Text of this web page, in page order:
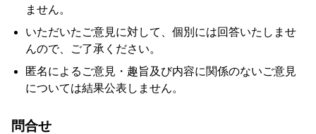
ません。
いただいたご意見に対して、個別には回答いたしませ
んので、ご了承ください。
匿名によるご意見・趣旨及び内容に関係のないご意見
については結果公表しません。
問合せ